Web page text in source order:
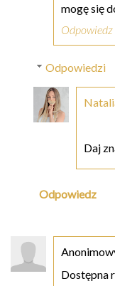
mogę się
Odpowiedz
Odpowiedzi
Daj
Odpowiedz
Dostępna